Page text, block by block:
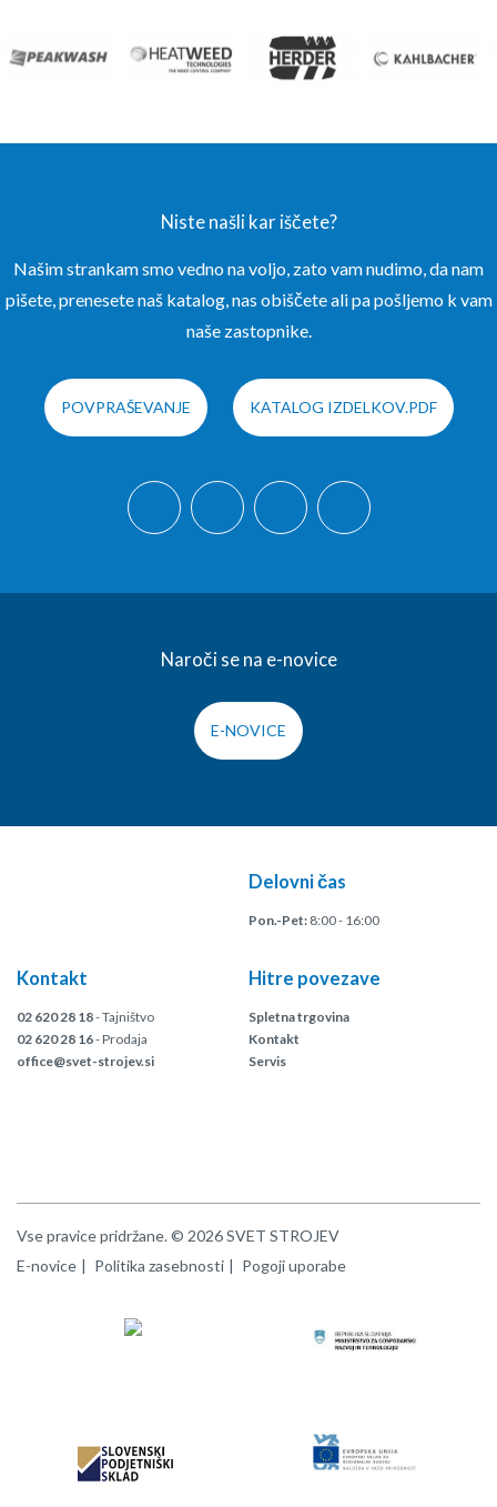
Niste našli kar iščete?
Našim strankam smo vedno na voljo, zato vam nudimo, da nam
pišete, prenesete naš katalog, nas obiščete ali pa pošljemo k vam
naše zastopnike.
POVPRAŠEVANJE KATALOG IZDELKOV.PDF
Naroči se na e-novice
E-NOVICE
Delovni čas
Pon.-Pet: 8:00 - 16:00
Kontakt
02 620 28 18- Tajništvo
02 620 28 16- Prodaja
office@svet-strojev.si
Hitre povezave
Spletna trgovina
Kontakt
Servis
Vse pravice pridržane. © 2026 SVET STROJEV
E-novice
Politika zasebnosti Pogoji uporabe